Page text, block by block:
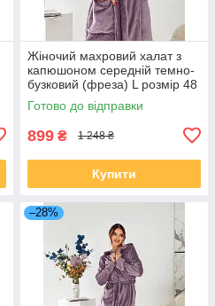
Жіночий махровий халат з
капюшоном середній темно-
бузковий (фреза) L розмір 48
Готово до відправки
899 ₴ 1 248 ₴
Купити
–28%